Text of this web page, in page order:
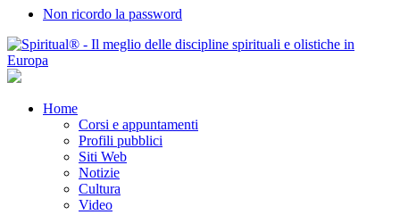
Non ricordo la password
Home
Corsi e appuntamenti
Profili pubblici
Siti Web
Notizie
Cultura
Video